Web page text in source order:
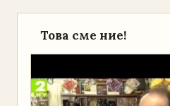
Това сме ние!